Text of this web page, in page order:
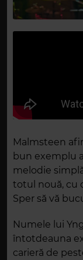
Malmsteen
bun exemplu
melodie
totul nouă, cu
Sper să vă
Numele lui
întotdeauna
carieră de